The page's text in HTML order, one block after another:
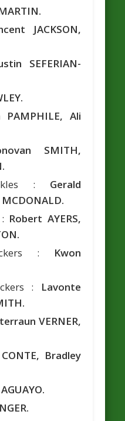
JACKSON,
SEFERIAN-
PAMPHILE, Ali
SMITH,
: Gerald
Robert AYERS,
: Kwon
: Lavonte
VERNER,
Bradley